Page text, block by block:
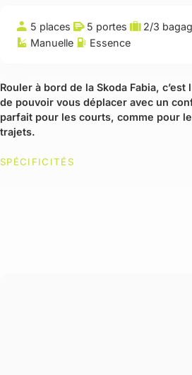
5 places 5 portes
2/3
Manuelle
Essence
Rouler à bord de la Skoda Fabia, c’est
de pouvoir vous déplacer avec un
parfait pour les courts, comme pour
trajets.
SPÉCIFICITÉS